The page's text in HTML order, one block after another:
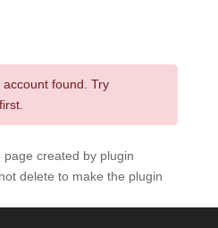
found. Try
created by plugin
delete to make the plugin